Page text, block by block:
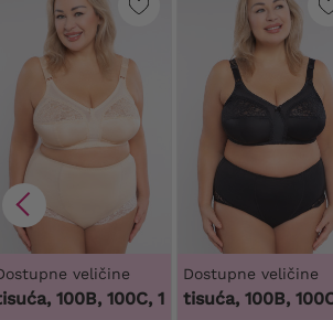
veličine
100B, 100C, 100D, 100DD, 100F,
Dostupne veličine
100 tisuća, 100B, 100C,